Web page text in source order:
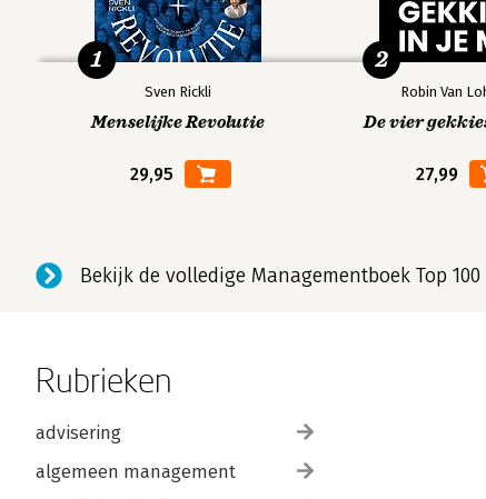
Sven Rickli
Menselijke Revolutie
29,95
1
Robin Van
De vier
27,99
2
Bekijk de volledige Managementboek Top 100
Rubrieken
advisering
algemeen management